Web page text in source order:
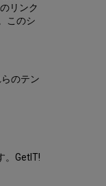
リンク
このシ
のテン
。GetIT!